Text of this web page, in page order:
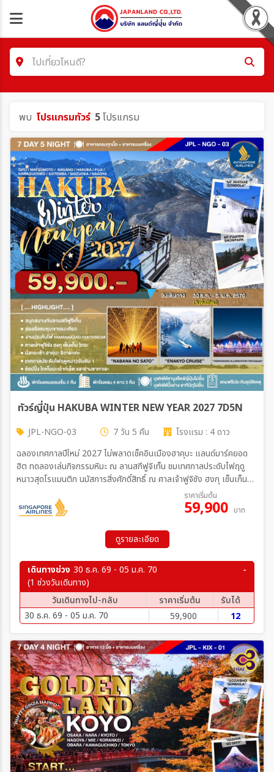
ไปเที่ยวไหนดี?
โซน
ประเทศ
เมือง
สายการบิน
ตั้งแต่วันที่
ถึงวันที่
เฉพาะเดือน
ค้นหา
พบ โปรแกรมทัวร์ 5โปรแกรม
ทัวร์ญี่ปุ่น HAKUBA WINTER NEW YEAR 2027 7D5N
JPL-NGO-03 7 วัน 5 คืน
โรงแรม : 4 ดาว
ฉลองเทศกาลปีใหม่ 2027 ไม่พลาดเช็คอินเมืองฮาคุบะ แลนด์มาร์คยอด
ฮิต ทดลองเล่นกิจกรรมหิมะ ณ ลานสกีฟูจิเท็น ชมเทศกาลประดับไฟฤดู
หนาวสุดโรแมนติก นมัสการสิ่งศักดิ์สิทธิ์ ณ ศาลเจ้าฟูจิซัง ฮงกุ เซ็นเก็น
ไทฉะ ช็อปปิ้งเอ้าต์เล็ทชื่อดัง โกเท็มบะ เมนูพิเศษ บุฟเฟ่ต์ชาบูและยากินิคุ
สไตล์ญี่ปุ่น บุฟเฟ่ต์ขาปูยักษ์ไม่อั้น เที่ยวเต็มวัน อาหารครบทุกมื้อ ✨
ราคาเริ่มต้น
59,900 บาท
ดูรายละเอียด
เดินทางช่วง 30 ธ.ค. 69 - 05 ม.ค. 70
(1 ช่วงวันเดินทาง)
วันเดินทางไป-กลับ
ราคาเริ่มต้น
รับได้
30 ธ.ค. 69 - 05 ม.ค. 70
59,900 12